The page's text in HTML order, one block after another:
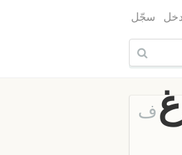
سجّل
غف